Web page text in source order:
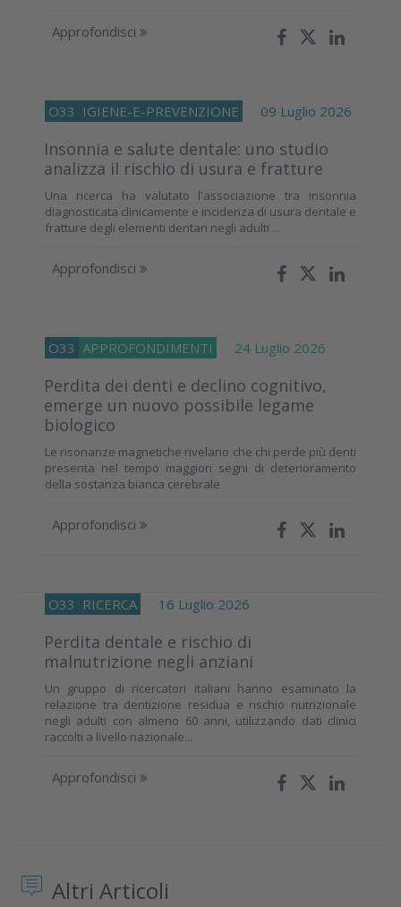
Approfondisci
O33 IGIENE-E-PREVENZIONE 09 Luglio 2026
Insonnia e salute dentale: uno studio
analizza il rischio di usura e fratture
Una ricerca ha valutato l'associazione tra insonnia
diagnosticata clinicamente e incidenza di usura dentale e
fratture degli elementi dentari negli adulti ...
Approfondisci
O33 APPROFONDIMENTI 24 Luglio 2026
Perdita dei denti e declino cognitivo,
emerge un nuovo possibile legame
biologico
Le risonanze magnetiche rivelano che chi perde più denti
presenta nel tempo maggiori segni di deterioramento
della sostanza bianca cerebrale
Approfondisci
O33 RICERCA 16 Luglio 2026
Perdita dentale e rischio di
malnutrizione negli anziani
Un gruppo di ricercatori italiani hanno esaminato la
relazione tra dentizione residua e rischio nutrizionale
negli adulti con almeno 60 anni, utilizzando dati clinici
raccolti a livello nazionale...
Approfondisci
Altri Articoli